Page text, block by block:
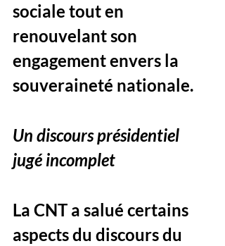
sociale tout en
renouvelant son
engagement envers la
souveraineté nationale.
Un discours présidentiel
jugé incomplet
La CNT a salué certains
aspects du discours du